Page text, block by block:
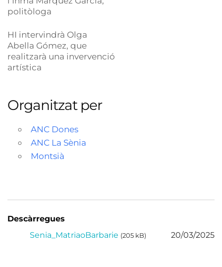
politòloga
HI intervindrà Olga
Abella Gómez, que
realitzarà una invervenció
artística
Organitzat per
ANC Dones
ANC La Sènia
Montsià
Descàrregues
Senia_MatriaoBarbarie (205 kB) 20/03/2025